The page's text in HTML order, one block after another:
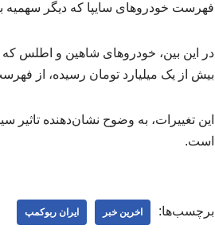
فهرست خودروهای سایپا که دیگر سهمیه
در این بین، خودروهای شاهین و اطلس که
بیش از یک میلیارد تومان رسیده، از
این تغییرات، به وضوح نشان‌دهنده
است.
برچسب‌ها: اخرین خبر ایران ربوکمپ